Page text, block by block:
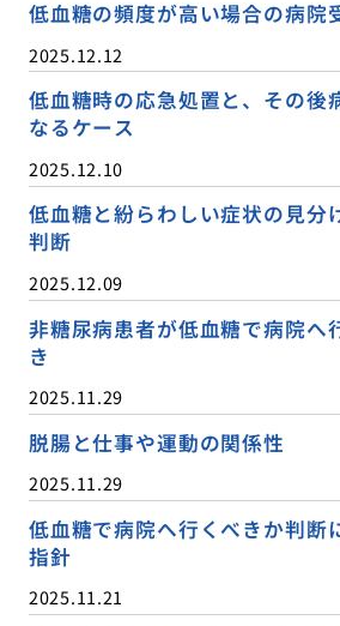
低血糖の頻度が高い場合の病院
2025.12.12
低血糖時の応急処置と、その後
なるケース
2025.12.10
低血糖と紛らわしい症状の見分
判断
2025.12.09
非糖尿病患者が低血糖で病院へ
き
2025.11.29
脱腸と仕事や運動の関係性
2025.11.29
低血糖で病院へ行くべきか判断
指針
2025.11.21